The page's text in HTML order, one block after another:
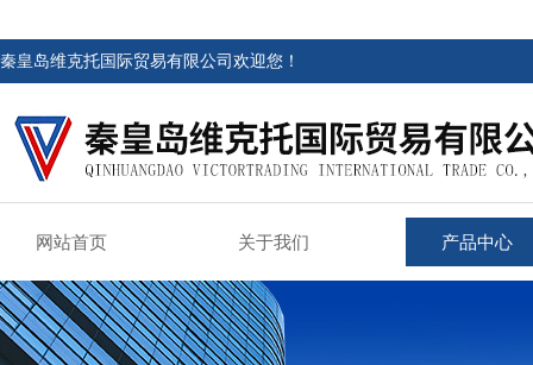
秦皇岛维克托国际贸易有限公司欢迎您！
网站首页 关于我们 产品中心